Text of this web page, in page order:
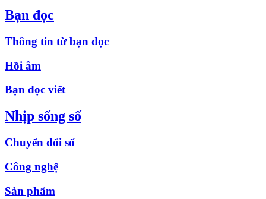
Bạn đọc
Thông tin từ bạn đọc
Hồi âm
Bạn đọc viết
Nhịp sống số
Chuyển đổi số
Công nghệ
Sản phẩm